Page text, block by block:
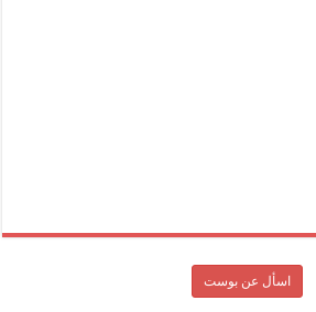
اسأل عن بوست